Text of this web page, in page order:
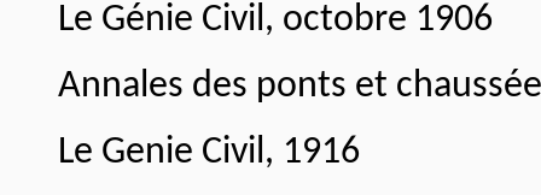
Le Génie Civil, octobre 1906
Annales des ponts et
Le Genie Civil, 1916